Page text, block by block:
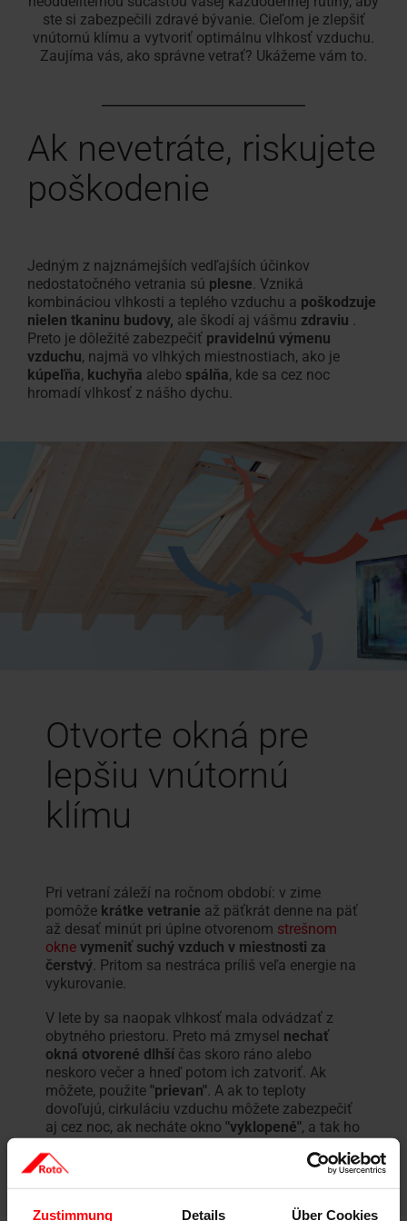
Zustimmung Details Über Cookies
Nájsť
remeselníka
vašom
S
100%
Originál od
Vybrať
strešné
Fasádne
okno
pre
Príslušenstvo a napojovacie produkty
Doplnky pre strešné okná
Vnútorné doplnkyVonkajšie
Vyhľadávač
montážnych
firiem
Školenia
Hľadáte
remeselníka?
náš
odporúčaných
montážnych
firiem
Servisný a reklamačný
formulár
výrobkom Roto?
Často
odpovede
Na stiahnutie
Technické údaje, cenníky,
Prehľad školenie
V RotoCampuse
Pre
ste si zabezpečili zdravé bývanie. Cieľom je zlepšiť
vnútornú klímu a vytvoriť optimálnu vlhkosť vzduchu.
Zaujíma vás, ako správne vetrať? Ukážeme vám to.
Ak nevetráte, riskujete
poškodenie
Jedným z najznámejších vedľajších účinkov
nedostatočného vetrania sú plesne. Vzniká
kombináciou vlhkosti a teplého vzduchu a poškodzuje
nielen tkaninu budovy, ale škodí aj vášmu zdraviu .
Preto je dôležité zabezpečiť pravidelnú výmenu
vzduchu, najmä vo vlhkých miestnostiach, ako je
kúpeľňa, kuchyňa alebo spálňa, kde sa cez noc
hromadí vlhkosť z nášho dychu.
Otvorte okná pre
lepšiu vnútornú
klímu
Pri vetraní záleží na ročnom období: v zime
pomôže krátke vetranie až päťkrát denne na päť
až desať minút pri úplne otvorenom strešnom
okne vymeniť suchý vzduch v miestnosti za
čerstvý. Pritom sa nestráca príliš veľa energie na
vykurovanie.
V lete by sa naopak vlhkosť mala odvádzať z
obytného priestoru. Preto má zmysel nechať
okná otvorené dlhší čas skoro ráno alebo
neskoro večer a hneď potom ich zatvoriť. Ak
môžete, použite "prievan". A ak to teploty
dovoľujú, cirkuláciu vzduchu môžete zabezpečiť
aj cez noc, ak necháte okno "vyklopené", a tak ho